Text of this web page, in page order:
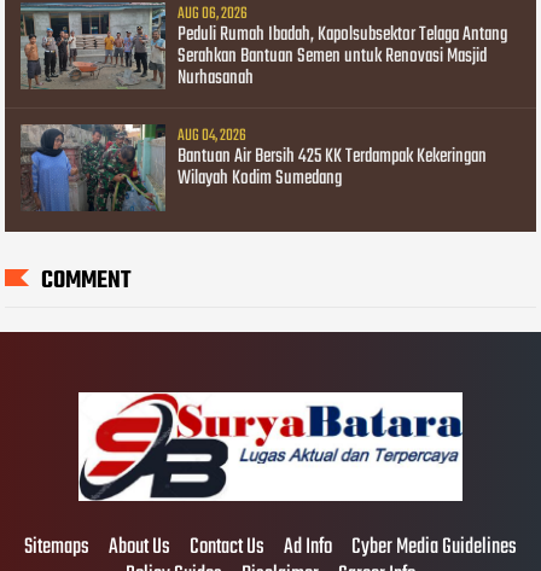
AUG 06, 2026
Peduli Rumah Ibadah, Kapolsubsektor Telaga Antang
Serahkan Bantuan Semen untuk Renovasi Masjid
Nurhasanah
AUG 04, 2026
Bantuan Air Bersih 425 KK Terdampak Kekeringan
Wilayah Kodim Sumedang
COMMENT
Sitemaps About Us Contact Us Ad Info Cyber Media Guidelines